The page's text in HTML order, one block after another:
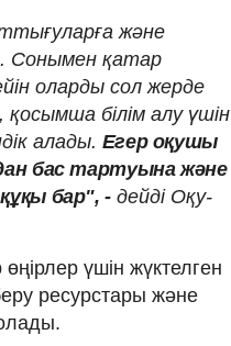
және
Сонымен қатар
оларды сол жерде
білім алу үшін
алады. Егер оқушы
бас тартуына және
бар", - дейді Оқу-
үшін жүктелген
ресурстары және